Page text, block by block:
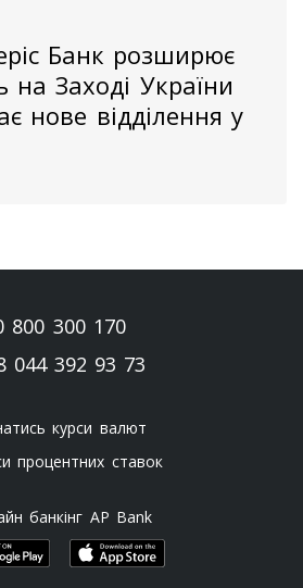
Банк розширює
на Заході України
нове відділення у
800 300 170
044 392 93 73
курси валют
процентних ставок
банкінг AP Bank